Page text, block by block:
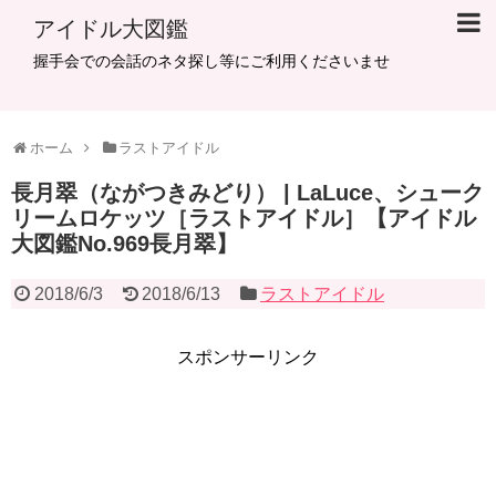
アイドル大図鑑
握手会での会話のネタ探し等にご利用くださいませ
ホーム ラストアイドル
長月翠（ながつきみどり） | LaLuce、シューク
リームロケッツ［ラストアイドル］【アイドル
大図鑑No.969長月翠】
2018/6/3 2018/6/13 ラストアイドル
スポンサーリンク